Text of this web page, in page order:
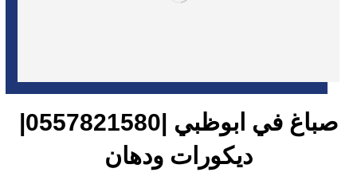
ديكورات ودهان